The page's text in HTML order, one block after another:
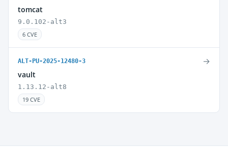
tomcat
9.0.102-alt3
6 CVE
ALT-PU-2025-12480-3
vault
1.13.12-alt8
19 CVE
→